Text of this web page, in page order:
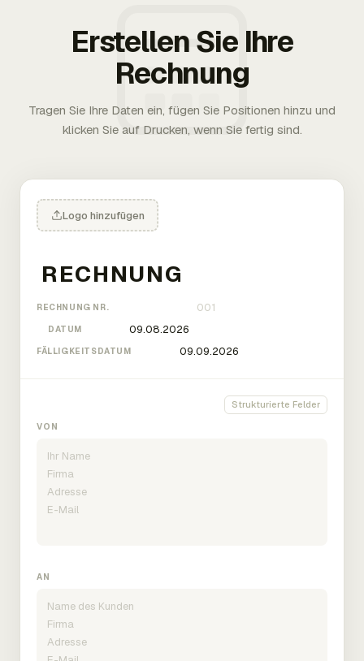
Erstellen Sie Ihre
Rechnung
Tragen Sie Ihre Daten ein, fügen Sie Positionen hinzu und
klicken Sie auf Drucken, wenn Sie fertig sind.
Logo hinzufügen
RECHNUNG NR.
DATUM
FÄLLIGKEITSDATUM
Strukturierte Felder
VON
AN